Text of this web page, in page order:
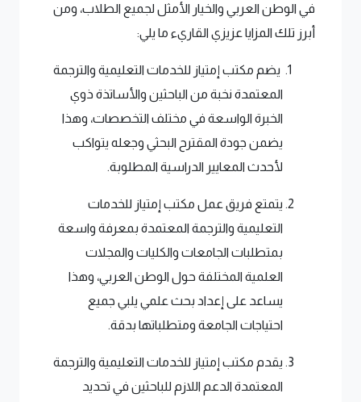
في الوطن العربي والخيار الأمثل لجميع الطلاب، ومن
أبرز تلك المزايا عزيزي القاريء ما يلي:
يضم مكتب إمتياز للخدمات التعليمية والترجمة
المعتمدة نخبة من الباحثين والأساتذة ذوي
الخبرة الواسعة في مختلف التخصصات، وهذا
يضمن جودة المقترح البحثي وجعله يتواكب
لأحدث المعايير الدراسية المطلوبة.
يتمتع فريق عمل مكتب إمتياز للخدمات
التعليمية والترجمة المعتمدة بمعرفة واسعة
بمتطلبات الجامعات والكليات والمجلات
العلمية المختلفة حول الوطن العربي، وهذا
يساعد على إعداد بحث علمي يلبي جميع
احتياجات الجامعة ومتطلباتها بدقة.
يقدم مكتب إمتياز للخدمات التعليمية والترجمة
المعتمدة الدعم اللازم للباحثين في تحديد